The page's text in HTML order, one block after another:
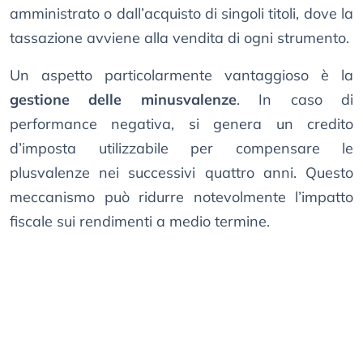
amministrato o dall’acquisto di singoli titoli, dove la
tassazione avviene alla vendita di ogni strumento.
Un aspetto particolarmente vantaggioso è la
gestione delle minusvalenze. In caso di
performance negativa, si genera un credito
d’imposta utilizzabile per compensare le
plusvalenze nei successivi quattro anni. Questo
meccanismo può ridurre notevolmente l’impatto
fiscale sui rendimenti a medio termine.